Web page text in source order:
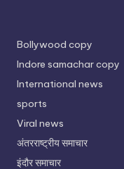
Bollywood copy
Indore samachar copy
International news
sports
Viral news
अंतरराष्ट्रीय समाचार
इंदौर समाचार